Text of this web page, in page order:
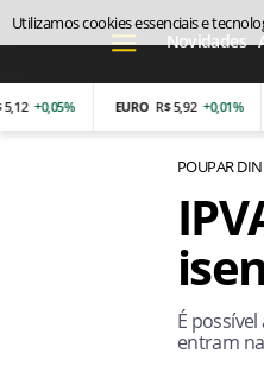
Novidades
R$ 5,92 +0,01%
POUPAR
É
entram
Utilizamos cookies essenciais e